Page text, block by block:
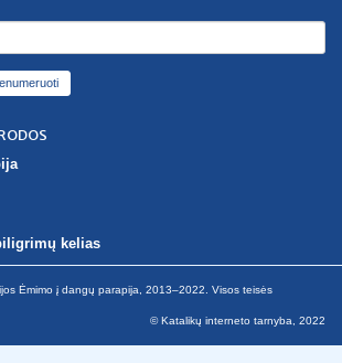
kelias
Ėmimo į dangų parapija, 2013–2022. Visos teisės
© Katalikų interneto tarnyba, 2022